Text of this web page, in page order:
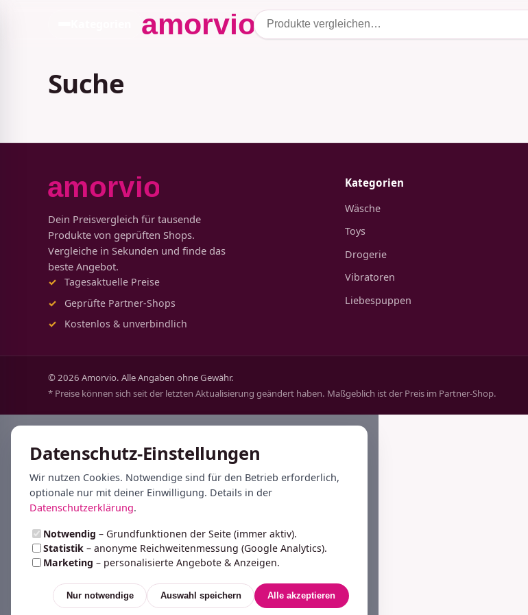
Suche
Dein Preisvergleich für tausende
Produkte von geprüften Shops.
Vergleiche in Sekunden und finde das
beste Angebot.
Tagesaktuelle Preise
Geprüfte Partner-Shops
Kostenlos & unverbindlich
Kategorien
Wäsche
Toys
Drogerie
Vibratoren
Liebespuppen
© 2026 Amorvio. Alle Angaben ohne Gewähr.
* Preise können sich seit der letzten Aktualisierung geändert haben. Maßgeblich ist der Preis im Partner-Shop.
Datenschutz-Einstellungen
Wir nutzen Cookies. Notwendige sind für den Betrieb erforderlich,
optionale nur mit deiner Einwilligung. Details in der
Datenschutzerklärung.
Notwendig – Grundfunktionen der Seite (immer aktiv).
Statistik – anonyme Reichweitenmessung (Google Analytics).
Marketing – personalisierte Angebote & Anzeigen.
Nur notwendige Auswahl speichern Alle akzeptieren